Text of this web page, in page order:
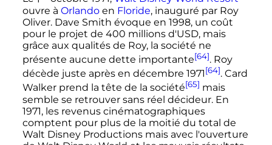
ouvre à Orlandoen Floride, inauguré par Roy
Oliver. Dave Smith évoque en 1998, un coût
pour le projet de 400 millions d'USD, mais
grâce aux qualités de Roy, la société ne
présente aucune dette importante[64]. Roy
décède juste après en décembre 1971[64]. Card
Walker prend la tête de la société[65] mais
semble se retrouver sans réel décideur. En
1971, les revenus cinématographiques
comptent pour plus de la moitié du total de
Walt Disney Productions mais avec l'ouverture